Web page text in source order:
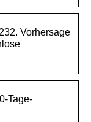
Vorhersage
Tage-